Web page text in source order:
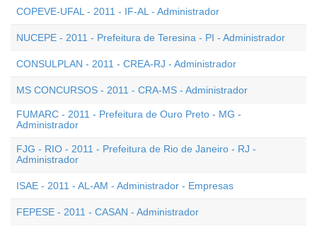
COPEVE-UFAL - 2011 - IF-AL - Administrador
NUCEPE - 2011 - Prefeitura de Teresina - PI - Administrador
CONSULPLAN - 2011 - CREA-RJ - Administrador
MS CONCURSOS - 2011 - CRA-MS - Administrador
FUMARC - 2011 - Prefeitura de Ouro Preto - MG -
Administrador
FJG - RIO - 2011 - Prefeitura de Rio de Janeiro - RJ -
Administrador
ISAE - 2011 - AL-AM - Administrador - Empresas
FEPESE - 2011 - CASAN - Administrador